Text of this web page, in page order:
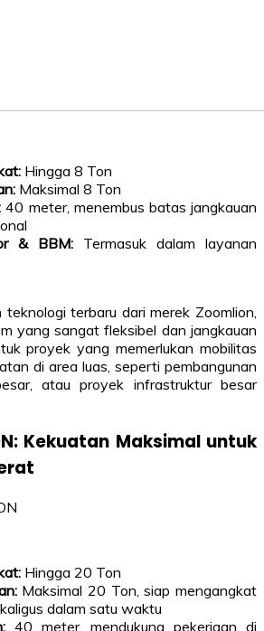
Hingga 8 Ton
Maksimal 8 Ton
40 meter, menembus batas jangkauan
& BBM: Termasuk dalam layanan
terbaru dari merek Zoomlion,
yang sangat fleksibel dan jangkauan
proyek yang memerlukan mobilitas
di area luas, seperti pembangunan
atau proyek infrastruktur besar
Kekuatan Maksimal untuk
Hingga 20 Ton
Maksimal 20 Ton, siap mengangkat
dalam satu waktu
40 meter, mendukung pekerjaan di